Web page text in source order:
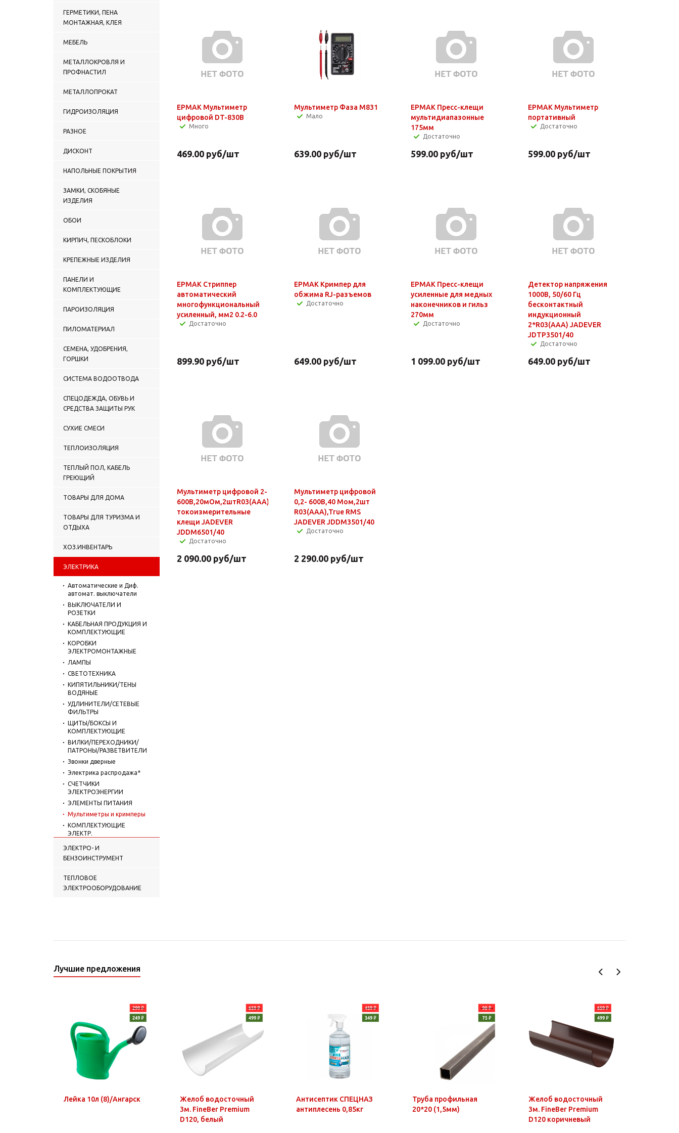
ГЕРМЕТИКИ, ПЕНА
МОНТАЖНАЯ, КЛЕЯ
МЕБЕЛЬ
МЕТАЛЛОКРОВЛЯ И
ПРОФНАСТИЛ
МЕТАЛЛОПРОКАТ
ГИДРОИЗОЛЯЦИЯ
РАЗНОЕ
ДИСКОНТ
НАПОЛЬНЫЕ ПОКРЫТИЯ
ЗАМКИ, СКОБЯНЫЕ
ИЗДЕЛИЯ
ОБОИ
КИРПИЧ, ПЕСКОБЛОКИ
КРЕПЕЖНЫЕ ИЗДЕЛИЯ
ПАНЕЛИ И
КОМПЛЕКТУЮЩИЕ
ПАРОИЗОЛЯЦИЯ
ПИЛОМАТЕРИАЛ
СЕМЕНА, УДОБРЕНИЯ,
ГОРШКИ
СИСТЕМА ВОДООТВОДА
СПЕЦОДЕЖДА, ОБУВЬ И
СРЕДСТВА ЗАЩИТЫ РУК
СУХИЕ СМЕСИ
ТЕПЛОИЗОЛЯЦИЯ
ТЕПЛЫЙ ПОЛ, КАБЕЛЬ
ГРЕЮЩИЙ
ТОВАРЫ ДЛЯ ДОМА
ТОВАРЫ ДЛЯ ТУРИЗМА И
ОТДЫХА
ХОЗ.ИНВЕНТАРЬ
ЭЛЕКТРИКА
Автоматические и Диф.
автомат. выключатели
ВЫКЛЮЧАТЕЛИ И
РОЗЕТКИ
КАБЕЛЬНАЯ ПРОДУКЦИЯ И
КОМПЛЕКТУЮЩИЕ
КОРОБКИ
ЭЛЕКТРОМОНТАЖНЫЕ
ЛАМПЫ
СВЕТОТЕХНИКА
КИПЯТИЛЬНИКИ/ТЕНЫ
ВОДЯНЫЕ
УДЛИНИТЕЛИ/СЕТЕВЫЕ
ФИЛЬТРЫ
ЩИТЫ/БОКСЫ И
КОМПЛЕКТУЮЩИЕ
ВИЛКИ/ПЕРЕХОДНИКИ/
ПАТРОНЫ/РАЗВЕТВИТЕЛИ
Звонки дверные
Электрика распродажа*
СЧЕТЧИКИ
ЭЛЕКТРОЭНЕРГИИ
ЭЛЕМЕНТЫ ПИТАНИЯ
Мультиметры и кримперы
КОМПЛЕКТУЮЩИЕ
ЭЛЕКТР.
ЭЛЕКТРО- И
БЕНЗОИНСТРУМЕНТ
ТЕПЛОВОЕ
ЭЛЕКТРООБОРУДОВАНИЕ
ЕРМАК Мультиметр
цифровой DT-830В
Много
469.00 руб/шт
Мультиметр Фаза М831
Мало
639.00руб/шт
ЕРМАК Пресс-клещи
мультидиапазонные
175мм
Достаточно
599.00 руб/шт
ЕРМАК Мультиметр
портативный
Достаточно
599.00руб/шт
ЕРМАК Стриппер
автоматический
многофункциональный
усиленный, мм2 0.2-6.0
Достаточно
899.90 руб/шт
ЕРМАК Кримпер для
обжима RJ-разъемов
Достаточно
649.00руб/шт
ЕРМАК Пресс-клещи
усиленные для медных
наконечников и гильз
270мм
Достаточно
1 099.00 руб/шт
Детектор напряжения
1000В, 50/60 Гц
бесконтактный
индукционный
2*R03(AAA) JADEVER
JDTP3501/40
Достаточно
649.00руб/шт
Мультиметр цифровой 2-
600В,20мОм,2штR03(AAA)
токоизмерительные
клещи JADEVER
JDDM6501/40
Достаточно
2 090.00 руб/шт
Мультиметр цифровой
0,2- 600В,40 Мом,2шт
R03(AAA),True RMS
JADEVER JDDM3501/40
Достаточно
2 290.00руб/шт
Лучшие предложения
Лейка 10л (8)/Ангарск
Желоб водосточный
3м. FineBer Premium
D120, белый
Антисептик СПЕЦНАЗ
антиплесень 0,85кг
Труба профильная
20*20 (1,5мм)
Желоб водосточный
3м. FineBer Premium
D120 коричневый